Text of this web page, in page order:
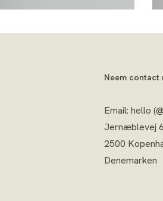
Neem contact
Email: hello
Jernæblevej 6
2500
Denemarken